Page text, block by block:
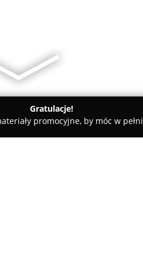
Gratulacje!
promocyjne, by móc w